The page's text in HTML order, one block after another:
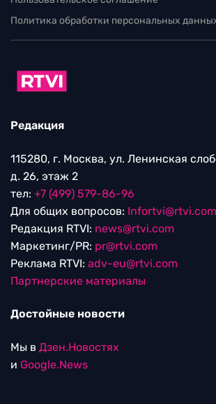
Политика обработки персональных
Редакция
115280, г. Москва, ул. Ленинская
д. 26, этаж 2
тел: +7 (499) 579-86-96
Для общих вопросов: Infortvi@rtvi.com
Редакция RTVI: news@rtvi.com
Маркетинг/PR: pr@rtvi.com
Реклама RTVI: adv-eu@rtvi.com
Партнерские материалы
Достойные новости
Мы в Дзен.Новостях
и Google.News